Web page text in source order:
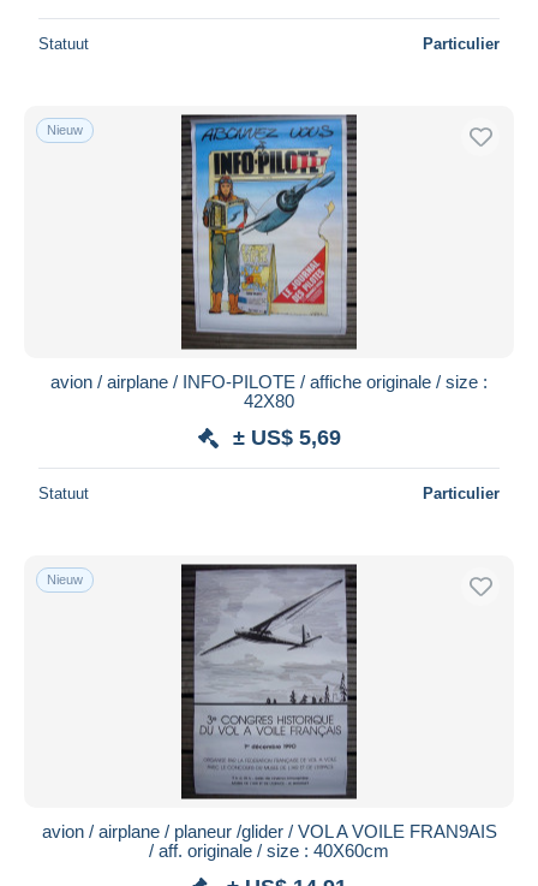
Statuut Particulier
Nieuw
avion / airplane / INFO-PILOTE / affiche originale / size :
42X80
± US$ 5,69
Statuut Particulier
Nieuw
avion / airplane / planeur /glider / VOL A VOILE FRAN9AIS
/ aff. originale / size : 40X60cm